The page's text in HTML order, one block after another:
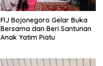
FIJ Bojonegoro Gelar Buka
Bersama dan Beri Santunan
Anak Yatim Piatu